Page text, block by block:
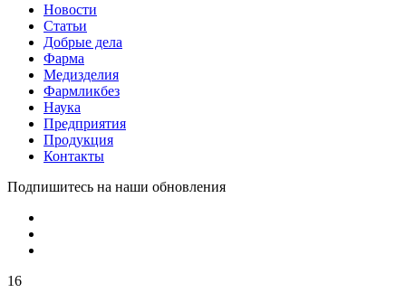
Новости
Статьи
Добрые дела
Фарма
Медизделия
Фармликбез
Наука
Предприятия
Продукция
Контакты
Подпишитесь на наши обновления
16